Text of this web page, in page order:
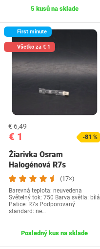
5 kusů na sklade
First minute
Všetko za € 1
€ 1
€ 6,49
-81 %
Žiarivka Osram
Halogénová R7s
(17×)
Barevná teplota: neuvedena
Světelný tok: 750 Barva světla: bílá
Patice: R7s Podporovaný
standard: ne…
Posledný kus na sklade